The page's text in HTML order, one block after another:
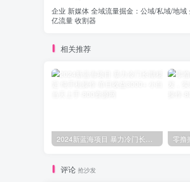
企业 新媒体 全域流量掘金：公域/私域/地域
亿流量 收割器
相关推荐
评论 抢沙发